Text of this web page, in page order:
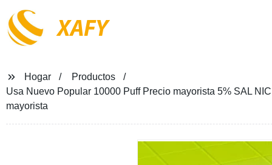
XAFY
Hogar
Productos
Usa Nuevo Popular 10000 Puff Precio mayorista 5% SAL
mayorista